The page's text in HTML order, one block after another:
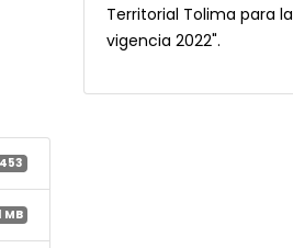
MB
Territorial Tolima para la
vigencia 2022".